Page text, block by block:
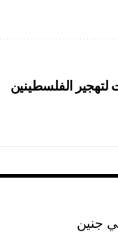
لتهجير الفلسطينين